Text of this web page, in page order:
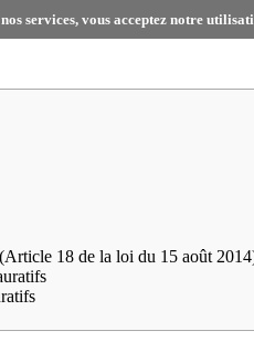
services, vous acceptez notre
18 de la loi du 15 août